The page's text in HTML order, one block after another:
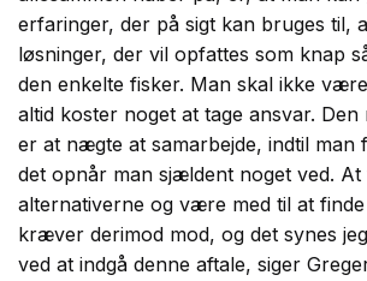
erfaringer, der på sigt kan bruges til,
løsninger, der vil opfattes som knap
den enkelte fisker. Man skal ikke
altid koster noget at tage ansvar. Den
er at nægte at samarbejde, indtil man
det opnår man sjældent noget ved. At
alternativerne og være med til at
kræver derimod mod, og det synes
ved at indgå denne aftale, siger